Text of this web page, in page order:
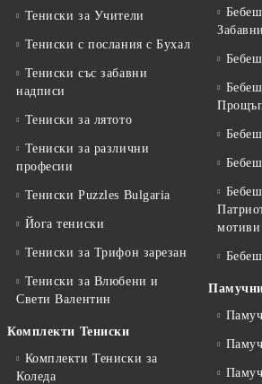
Тениски за Учители
Тениски с послания с Бухал
Тениски със забавни
надписи
Тениски за лятото
Тениски за различни
професии
Тениски Puzzles Bulgaria
Йога тениски
Тениски за Трифон зарезан
Тениски за Влюбени и
Свети Валентин
Комплекти Тениски
Комплекти Тениски за
Коледа
мотиви